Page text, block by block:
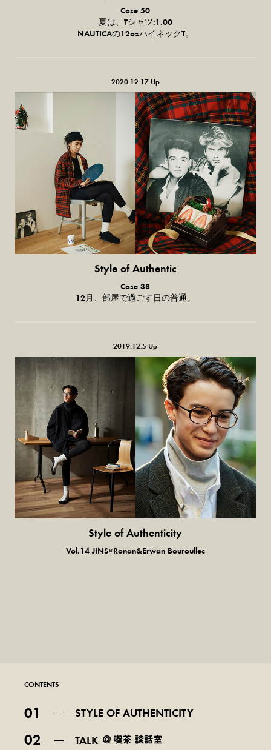
普通の服、
普通のスタイル。
Case 50
夏は、 Tシャツ:1.00
NAUTICAの12ozハイネックT。
2020.12.17 Up
Style of Authentic
普通の服、普通のスタイル。
Case 38
12月、部屋で過ごす日の普通。
2019.12.5 Up
Style of Authenticity
普通の服、普通のスタイル。
Vol.14 JINS×Ronan&Erwan Bouroullec
CONTENTS
01 STYLE OF AUTHENTICITY
02 TALK